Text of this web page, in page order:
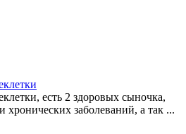
есть 2 здоровых сыночка,
заболеваний, а так ...